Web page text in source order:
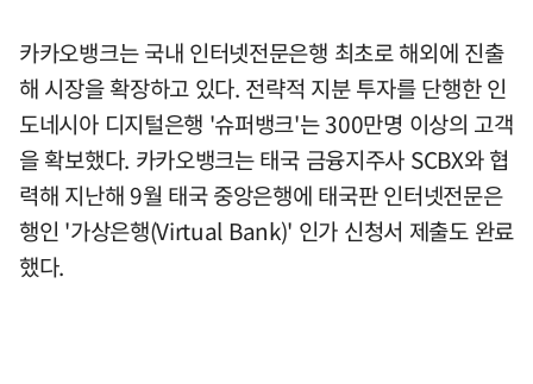
카카오뱅크는 국내 인터넷전문은행 최초로 해외에 진출
해 시장을 확장하고 있다. 전략적 지분 투자를 단행한 인
도네시아 디지털은행 '슈퍼뱅크'는 300만명 이상의 고객
을 확보했다. 카카오뱅크는 태국 금융지주사 SCBX와 협
력해 지난해 9월 태국 중앙은행에 태국판 인터넷전문은
행인 '가상은행(Virtual Bank)' 인가 신청서 제출도 완료
했다.